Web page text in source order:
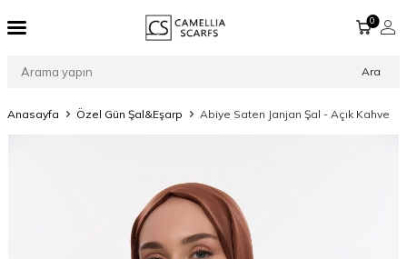
Ara
0
Anasayfa Özel Gün Şal&Eşarp Abiye Saten Janjan Şal - Açık Kahve